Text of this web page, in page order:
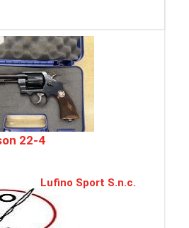
22-4
Lufino Sport S.n.c.